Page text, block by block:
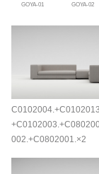
GOYA-01 GOYA-02
002.+C0802001.×2